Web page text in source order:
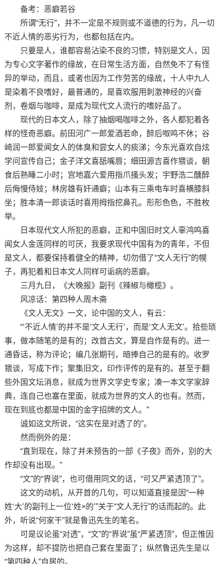
备考：恶癖若谷
所谓“无行”，并不一定是不规则或不道德的行为，凡一切
不近人情的恶劣行为，也都包括在内。
只要是人，谁都容易沾染不良的习惯，特别是文人，因
为专心文字著作的缘故，在日常生活方面，自然免不了有怪
异的举动，而且，或者也因为工作劳苦的缘故，十人中九人
是染着不良嗜好，最普通的，是喜欢服用刺激神经的兴奋
剂，卷烟与咖啡，是成为现代文人流行的嗜好品了。
现代的日本文人，除了抽烟喝咖啡之外，各人都犯着各
样的怪奇恶癖。前田河广一郎爱酒若命，醉后呶鸣不休；谷
崎润一郎爱闻女人的体臭和尝女人的痰涕；今东光喜欢自炫
学问宣传自己；金子洋文喜舐嘴唇；细田源吉喜作猥谈，朝
食后熟睡二小时；宫地嘉六爱用指爪搔头发；宇野浩二醺醉
后侮慢侍妓；林房雄有奸通癖；山本有三乘电车时喜横膝斜
坐；胜本清一郎谈话时喜用拇指挖鼻孔。形形色色，不胜枚
举。
日本现代文人所犯的恶癖，正和中国旧时文人辜鸿鸣喜
闻女人金莲同样的可厌，我要求现代中国有为的青年，不但
是文人，都要保持着健全的精神，切勿借了“文人无行”的幌
子，再犯着和日本文人同样可诟病的恶癖。
三月九日，《大晚报》副刊《辣椒与橄榄》。
风凉话：第四种人周木斋
《文人无文》一文，论中国的文人，有云：
“‘不近人情’的并不是‘文人无行’，而是‘文人无文’。拾些琐
事，做本随笔的是有的；改首古文，算是自作是有的。进一
通昏话，称为评论；编几张期刊，暗捧自己的是有的。收罗
猥谈，写成下作；聚集旧文，印作评传的是有的。甚至于翻
些外国文坛消息，就成为世界文学史专家；凑一本文学家辞
典，连自己也塞在里面，就成为世界的文人的也有。然而，
现在到底也都是中国的金字招牌的文人。”
诚如这文所说，“这实在是对透了的”。
然而例外的是：
“直到现在，除了并未预告的一部《子夜》而外，别的大
作却没有出现。”
“文”的“界说”，也可借用同文的话，“可又严紧透顶了”。
这文的动机，从开首的几句，可以知道直接是因“一种
姓‘大’的副刊上一位‘姓×的’”关于“文人无行”的话而起的。此
外，听说“何家干”就是鲁迅先生的笔名。
可是议论虽“对透”，“文”的“界说”虽“严紧透顶”，但正惟因
为这样，却不提防也把自己套在里面了；纵然鲁迅先生是以
“第四种人”自居的。